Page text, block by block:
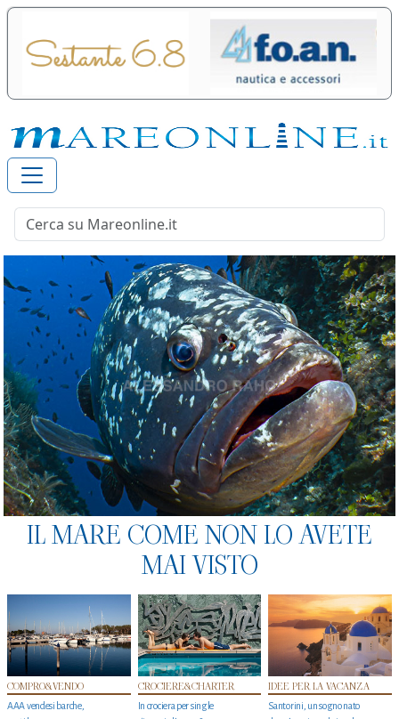
IL MARE COME NON LO AVETE
MAI VISTO
COMPRO&VENDO
AAA vendesi barche,
CROCIERE&CHARTER
In crociera per single
IDEE PER LA VACANZA
Santorini, un sogno nato